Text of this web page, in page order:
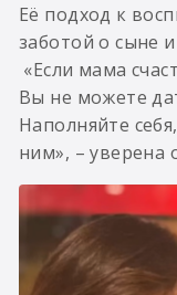
Её подход к
заботой о сыне
«Если мама
Вы не можете
Наполняйте
ним», – уверена